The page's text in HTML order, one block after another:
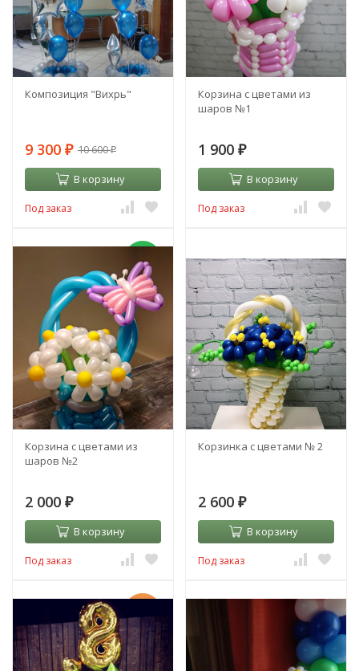
Композиция "Вихрь"
9 300 ₽ 10 600₽
В корзину
Под заказ
Корзина с цветами из
шаров №1
1 900 ₽
В корзину
Под заказ
NEW!
Корзина с цветами из
шаров №2
2 000 ₽
В корзину
Под заказ
Корзинка с цветами № 2
2 600 ₽
В корзину
Под заказ